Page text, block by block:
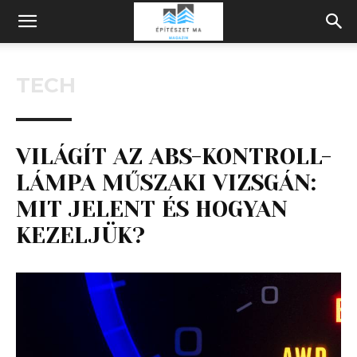
Építeszeti
Magazin
TECH
VILÁGÍT AZ ABS-KONTROLL-
LÁMPA MŰSZAKI VIZSGÁN:
MIT JELENT ÉS HOGYAN
KEZELJÜK?